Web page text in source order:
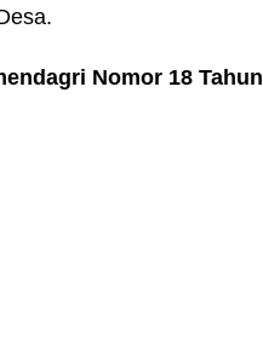
Nomor 18 Tahun